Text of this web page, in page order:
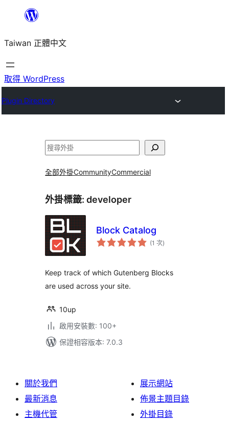
主
要
內
Taiwan 正體中文
取得 WordPress
Plugin Directory
搜
全部外掛CommunityCommercial
外掛標籤: developer
Block Catalog
(1 次評
分)
Keep track of which Gutenberg Blocks
are used across your site.
10up
啟用安裝數: 100+
保證相容版本: 7.0.3
關於我們
最新消息
主機代管
展示網站
佈景主題目錄
外掛目錄